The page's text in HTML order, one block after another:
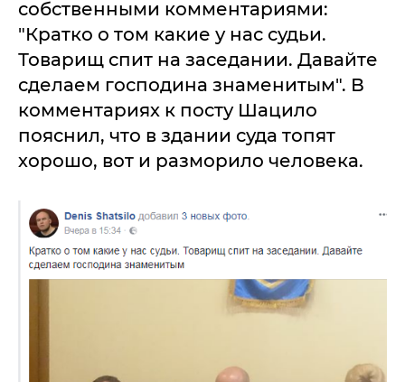
собственными комментариями:
"Кратко о том какие у нас судьи.
Товарищ спит на заседании. Давайте
сделаем господина знаменитым". В
комментариях к посту Шацило
пояснил, что в здании суда топят
хорошо, вот и разморило человека.